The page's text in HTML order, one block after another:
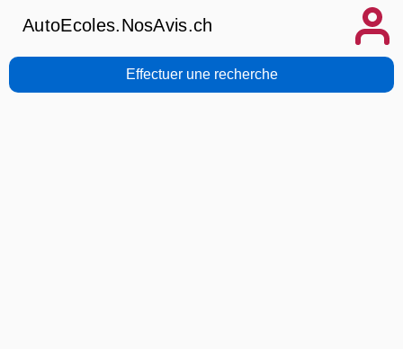
AutoEcoles.NosAvis.ch
Effectuer une recherche